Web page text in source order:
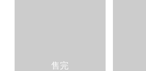
售完